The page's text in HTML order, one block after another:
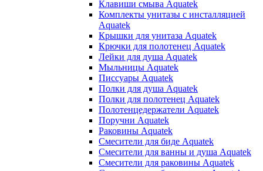
Клавиши смыва Aquatek
Комплекты унитазы с инсталляцией
Aquatek
Крышки для унитаза Aquatek
Крючки для полотенец Aquatek
Лейки для душа Aquatek
Мыльницы Aquatek
Писсуары Aquatek
Полки для душа Aquatek
Полки для полотенец Aquatek
Полотенцедержатели Aquatek
Поручни Aquatek
Раковины Aquatek
Смесители для биде Aquatek
Смесители для ванны и душа Aquatek
Смесители для раковины Aquatek